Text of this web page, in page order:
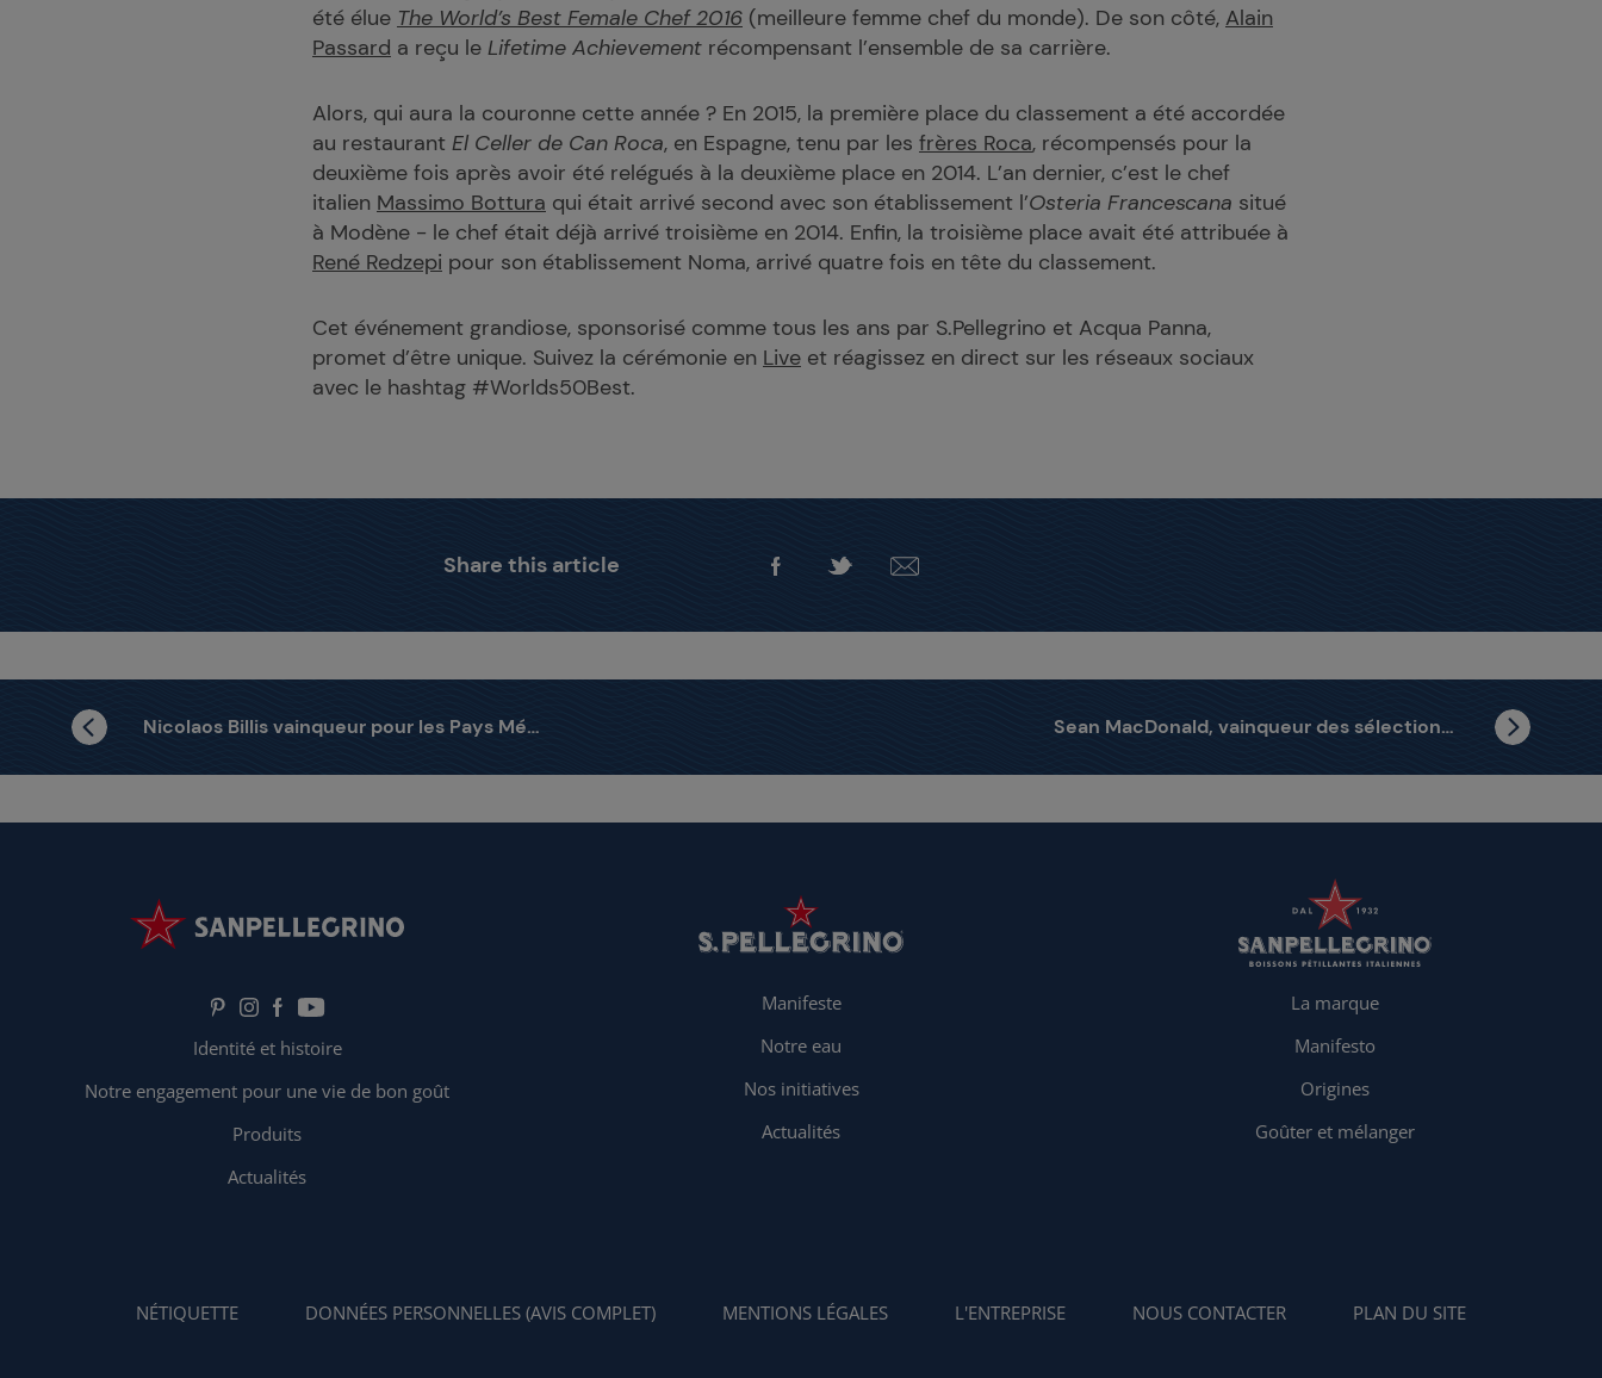
été élue The World’s Best Female Chef 2016 (meilleure femme chef du monde). De son côté, Alain
Passard a reçu le Lifetime Achievement récompensant l’ensemble de sa carrière.
Alors, qui aura la couronne cette année ? En 2015, la première place du classement a été accordée
au restaurant El Celler de Can Roca, en Espagne, tenu par les frères Roca, récompensés pour la
deuxième fois après avoir été relégués à la deuxième place en 2014. L’an dernier, c’est le chef
italien Massimo Bottura qui était arrivé second avec son établissement l’Osteria Francescana situé
à Modène - le chef était déjà arrivé troisième en 2014. Enfin, la troisième place avait été attribuée à
René Redzepi pour son établissement Noma, arrivé quatre fois en tête du classement.
Cet événement grandiose, sponsorisé comme tous les ans par S.Pellegrino et Acqua Panna,
promet d’être unique. Suivez la cérémonie en Live et réagissez en direct sur les réseaux sociaux
avec le hashtag #Worlds50Best.
Share this article
Nicolaos Billis vainqueur pour les Pays Méditerranéens Sean MacDonald, vainqueur des sélections canadiennes
Identité et histoire
Notre engagement pour une vie de bon goût
Produits
Actualités
Manifeste
Notre eau
Nos initiatives
Actualités
La marque
Manifesto
Origines
Goûter et mélanger
NÉTIQUETTE DONNÉES PERSONNELLES (AVIS COMPLET) MENTIONS LÉGALES L'ENTREPRISE NOUS CONTACTER PLAN DU SITE